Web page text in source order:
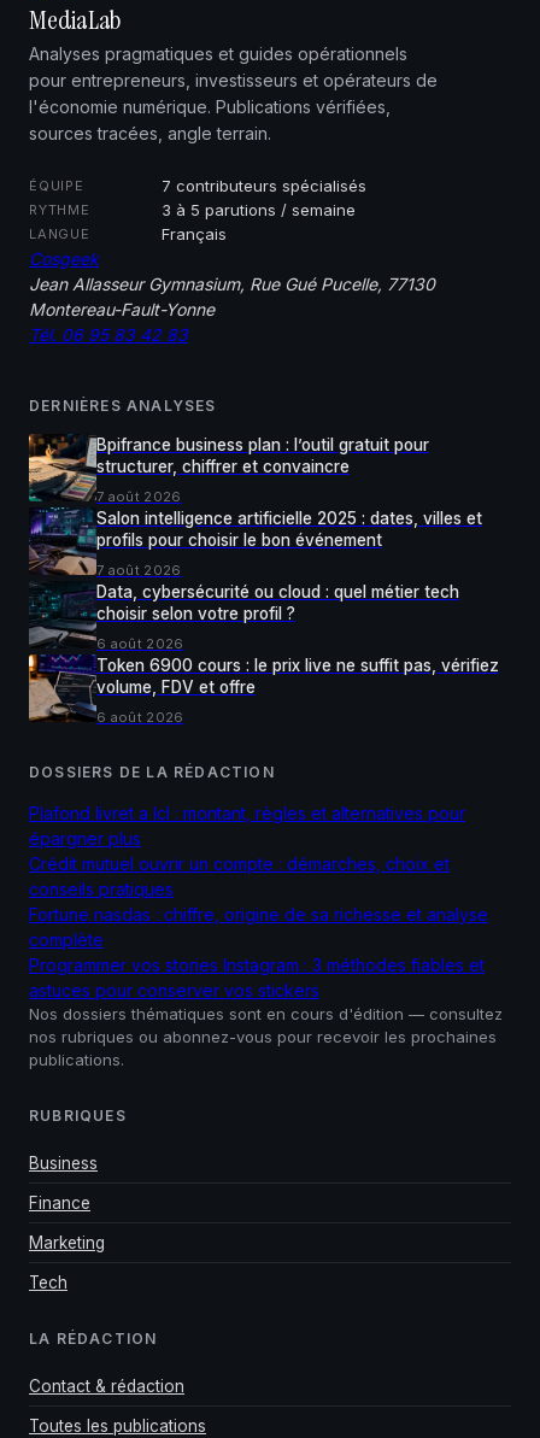
MediaLab
Analyses pragmatiques et guides opérationnels
pour entrepreneurs, investisseurs et opérateurs de
l'économie numérique. Publications vérifiées,
sources tracées, angle terrain.
ÉQUIPE 7 contributeurs spécialisés
RYTHME 3 à 5 parutions / semaine
LANGUE Français
Cosgeek
Jean Allasseur Gymnasium, Rue Gué Pucelle, 77130
Montereau-Fault-Yonne
Tél. 06 95 83 42 83
DERNIÈRES ANALYSES
Bpifrance business plan : l’outil gratuit pour
structurer, chiffrer et convaincre
7 août 2026
Salon intelligence artificielle 2025 : dates, villes et
profils pour choisir le bon événement
7 août 2026
Data, cybersécurité ou cloud : quel métier tech
choisir selon votre profil ?
6 août 2026
Token 6900 cours : le prix live ne suffit pas, vérifiez
volume, FDV et offre
6 août 2026
DOSSIERS DE LA RÉDACTION
Plafond livret a lcl : montant, règles et alternatives pour
épargner plus
Crédit mutuel ouvrir un compte : démarches, choix et
conseils pratiques
Fortune nasdas : chiffre, origine de sa richesse et analyse
complète
Programmer vos stories Instagram : 3 méthodes fiables et
astuces pour conserver vos stickers
Nos dossiers thématiques sont en cours d'édition — consultez
nos rubriques ou abonnez-vous pour recevoir les prochaines
publications.
RUBRIQUES
Business
Finance
Marketing
Tech
LA RÉDACTION
Contact & rédaction
Toutes les publications